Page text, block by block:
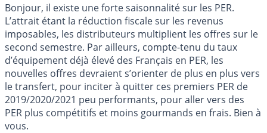
Bonjour, il existe une forte saisonnalité sur les PER.
L’attrait étant la réduction fiscale sur les revenus
imposables, les distributeurs multiplient les offres sur le
second semestre. Par ailleurs, compte-tenu du taux
d’équipement déjà élevé des Français en PER, les
nouvelles offres devraient s’orienter de plus en plus vers
le transfert, pour inciter à quitter ces premiers PER de
2019/2020/2021 peu performants, pour aller vers des
PER plus compétitifs et moins gourmands en frais. Bien à
vous.